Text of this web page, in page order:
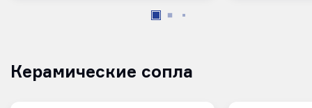
Керамические сопла